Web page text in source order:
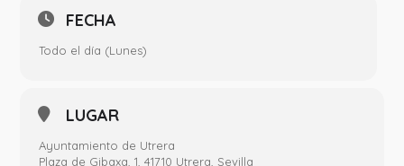
FECHA
Todo el día (Lunes)
LUGAR
Ayuntamiento de Utrera
Plaza de Gibaxa, 1, 41710 Utrera, Sevilla